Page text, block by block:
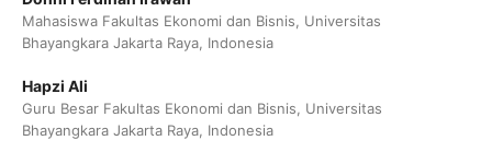
Mahasiswa Fakultas Ekonomi dan Bisnis, Universitas
Bhayangkara Jakarta Raya, Indonesia
Hapzi Ali
Guru Besar Fakultas Ekonomi dan Bisnis, Universitas
Bhayangkara Jakarta Raya, Indonesia